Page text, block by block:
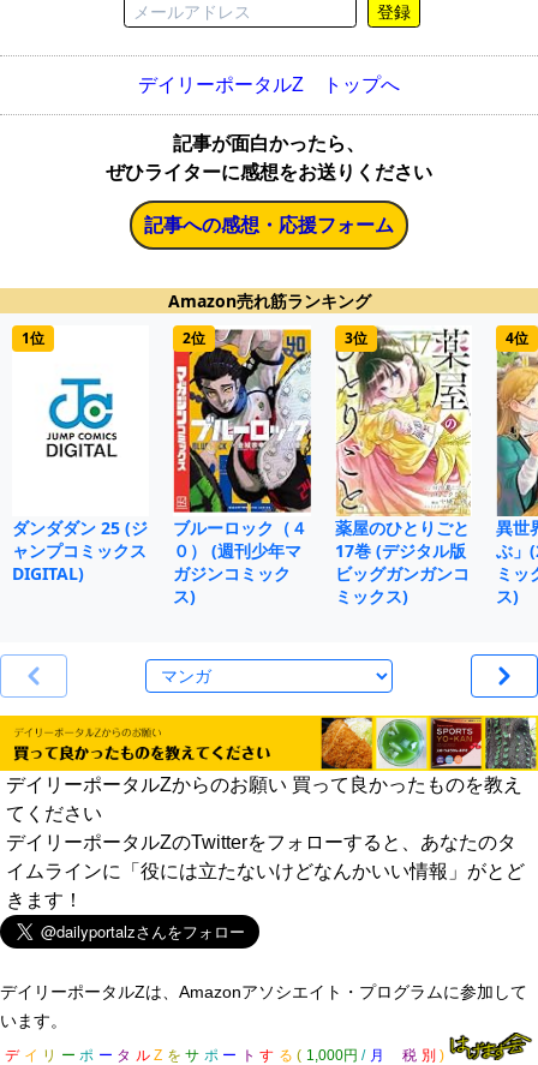
登録
デイリーポータルZ トップへ
記事が面白かったら、
ぜひライターに感想をお送りください
記事への感想・応援フォーム
Amazon売れ筋ランキング
1位
ダンダダン 25 (ジ
ャンプコミックス
DIGITAL)
2位
ブルーロック（４
０） (週刊少年マ
ガジンコミック
ス)
3位
薬屋のひとりごと
17巻 (デジタル版
ビッグガンガンコ
ミックス)
4位
異世
ぶ」
ミッ
ス)
デイリーポータルZからのお願い 買って良かったものを教え
てください
デイリーポータルZのTwitterをフォローすると、あなたのタ
イムラインに「役には立たないけどなんかいい情報」がとど
きます！
デイリーポータルZは、Amazonアソシエイト・プログラムに参加して
います。
デ イ リ ー ポ ー タ ル Z を サ ポ ー ト す る ( 1,000円 / 月 税 別 )